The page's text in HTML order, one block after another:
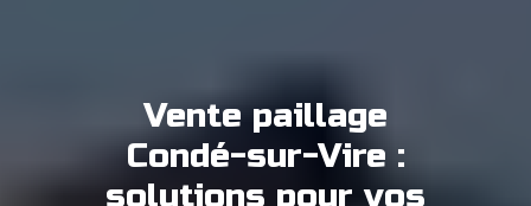
Vente paillage
Condé-sur-Vire :
solutions pour vos